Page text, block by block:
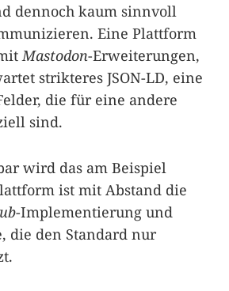
dennoch kaum sinnvoll
Eine Plattform
Mastodon-Erweiterungen,
strikteres JSON-LD, eine
die für eine andere
sind.
wird das am Beispiel
ist mit Abstand die
-Implementierung und
die den Standard nur